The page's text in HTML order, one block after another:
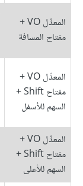
المعدِّل VO +
مفتاح المسافة
المعدِّل VO +
مفتاح Shift +
السهم للأسفل
المعدِّل VO +
مفتاح Shift +
السهم للأعلى